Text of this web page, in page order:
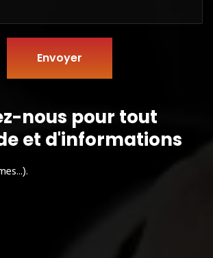
Envoyer
nous pour tout
et d'informations